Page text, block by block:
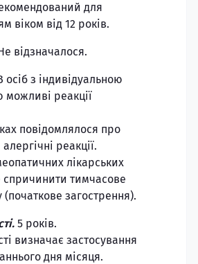
для
віком від 12 років.
відзначалося.
осіб з індивідуальною
можливі реакції
повідомлялося про
реакції.
лікарських
тимчасове
(початкове загострення).
5 років.
визначає застосування
дня місяця.